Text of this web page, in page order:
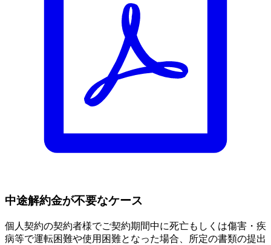
中途解約金が不要なケース
個人契約の契約者様でご契約期間中に死亡もしくは傷害・疾
病等で運転困難や使用困難となった場合 、所定の書類の提出